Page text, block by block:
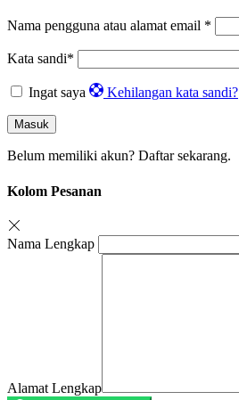
Nama pengguna atau alamat email *
Kata sandi*
Ingat saya Kehilangan kata sandi?
Masuk
Belum memiliki akun? Daftar sekarang.
Kolom Pesanan
Nama Lengkap
Alamat Lengkap